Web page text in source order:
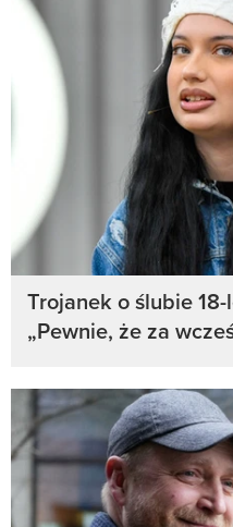
Trojanek o ślubie
„Pewnie, że za